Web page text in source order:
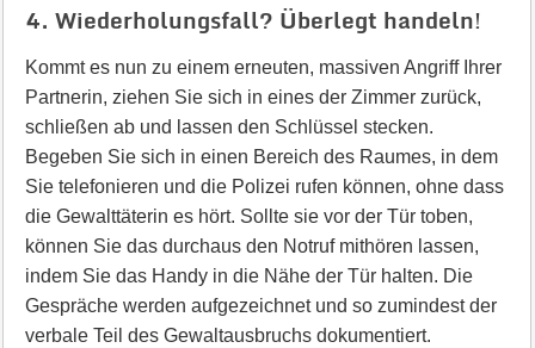
4. Wiederholungsfall? Überlegt handeln!
Kommt es nun zu einem erneuten, massiven Angriff Ihrer
Partnerin, ziehen Sie sich in eines der Zimmer zurück,
schließen ab und lassen den Schlüssel stecken.
Begeben Sie sich in einen Bereich des Raumes, in dem
Sie telefonieren und die Polizei rufen können, ohne dass
die Gewalttäterin es hört. Sollte sie vor der Tür toben,
können Sie das durchaus den Notruf mithören lassen,
indem Sie das Handy in die Nähe der Tür halten. Die
Gespräche werden aufgezeichnet und so zumindest der
verbale Teil des Gewaltausbruchs dokumentiert.